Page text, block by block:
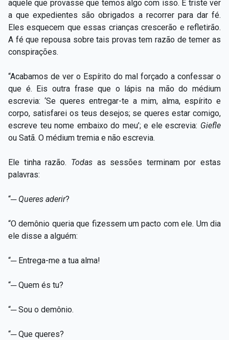
aquele que provasse que temos algo com isso. É triste ver
a que expedientes são obrigados a recorrer para dar fé.
Eles esquecem que essas crianças crescerão e refletirão.
A fé que repousa sobre tais provas tem razão de temer as
conspirações.
“Acabamos de ver o Espírito do mal forçado a confessar o
que é. Eis outra frase que o lápis na mão do médium
escrevia: ‘Se queres entregar-te a mim, alma, espírito e
corpo, satisfarei os teus desejos; se queres estar comigo,
escreve teu nome embaixo do meu’; e ele escrevia: Giefle
ou Satã. O médium tremia e não escrevia.
Ele tinha razão. Todas as sessões terminam por estas
palavras:
“─ Queres aderir?
“O demônio queria que fizessem um pacto com ele. Um dia
ele disse a alguém:
“─ Entrega-me a tua alma!
“─ Quem és tu?
“─ Sou o demônio.
“─ Que queres?